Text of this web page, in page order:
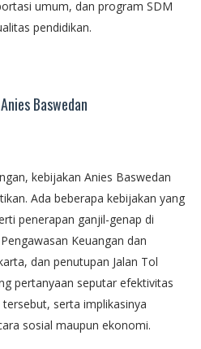
umum, dan program SDM
pendidikan.
Baswedan
kebijakan Anies Baswedan
Ada beberapa kebijakan yang
penerapan ganjil-genap di
Keuangan dan
dan penutupan Jalan Tol
pertanyaan seputar efektivitas
serta implikasinya
sosial maupun ekonomi.